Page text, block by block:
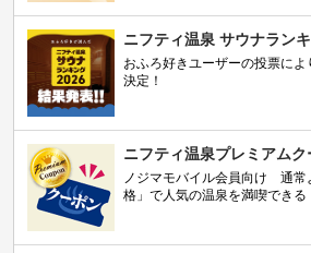
ニフティ温泉 サウナラン
おふろ好きユーザーの投票に
決定！
ニフティ温泉プレミアムク
ノジマモバイル会員向け 通常
格」で人気の温泉を満喫できる